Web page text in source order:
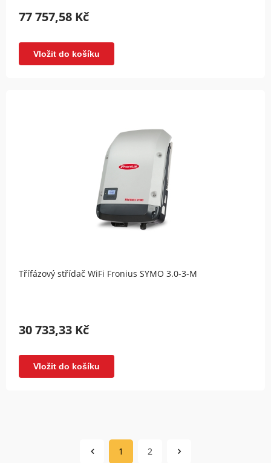
77 757,58 Kč
Vložit do košíku
Třífázový střídač WiFi Fronius SYMO 3.0-3-M
30 733,33 Kč
Vložit do košíku
1 2